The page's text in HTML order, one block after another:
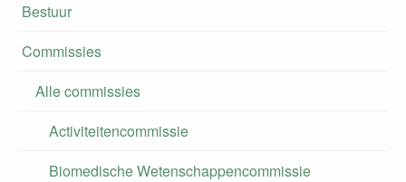
Bestuur
Commissies
Alle commissies
Activiteitencommissie
Biomedische Wetenschappencommissie